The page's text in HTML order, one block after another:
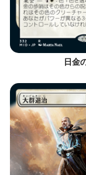
日金